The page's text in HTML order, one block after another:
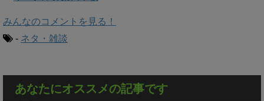
みんなのコメントを見る！
- ネタ・雑談
あなたにオススメの記事です